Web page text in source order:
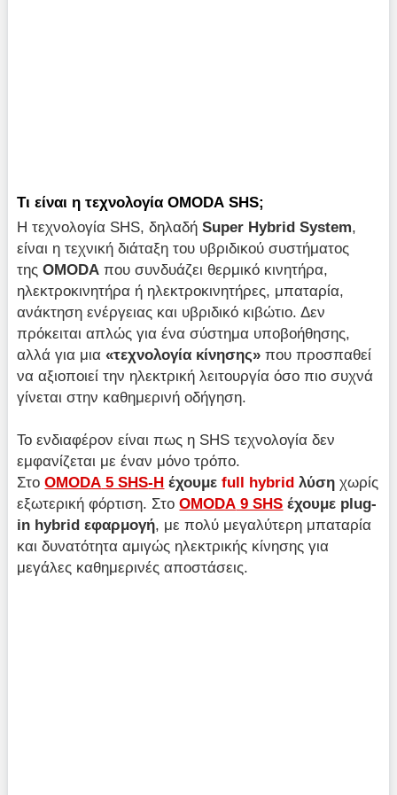
Τι είναι η τεχνολογία OMODA SHS;
Η τεχνολογία SHS, δηλαδήSuper Hybrid System,
είναι η τεχνική διάταξη του υβριδικού συστήματος
τηςOMODA που συνδυάζει θερμικό κινητήρα,
ηλεκτροκινητήρα ή ηλεκτροκινητήρες, μπαταρία,
ανάκτηση ενέργειας και υβριδικό κιβώτιο. Δεν
πρόκειται απλώς για ένα σύστημα υποβοήθησης,
αλλά για μια«τεχνολογία κίνησης» που προσπαθεί
να αξιοποιεί την ηλεκτρική λειτουργία όσο πιο συχνά
γίνεται στην καθημερινή οδήγηση.
Το ενδιαφέρον είναι πως η SHS τεχνολογία δεν
εμφανίζεται με έναν μόνο τρόπο.
ΣτοOMODA 5 SHS-H έχουμεfull hybrid λύση χωρίς
εξωτερική φόρτιση. ΣτοOMODA 9 SHS έχουμε plug-
in hybridεφαρμογή, με πολύ μεγαλύτερη μπαταρία
και δυνατότητα αμιγώς ηλεκτρικής κίνησης για
μεγάλες καθημερινές αποστάσεις.